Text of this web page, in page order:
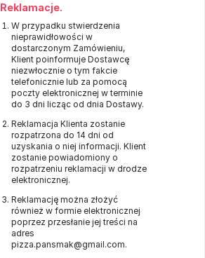
Reklamacje.
W przypadku stwierdzenia
nieprawidłowości w
dostarczonym Zamówieniu,
Klient poinformuje Dostawcę
niezwłocznie o tym fakcie
telefonicznie lub za pomocą
poczty elektronicznej w terminie
do 3 dni licząc od dnia Dostawy.
Reklamacja Klienta zostanie
rozpatrzona do 14 dni od
uzyskania o niej informacji. Klient
zostanie powiadomiony o
rozpatrzeniu reklamacji w drodze
elektronicznej.
Reklamację można złożyć
również w formie elektronicznej
poprzez przesłanie jej treści na
adres
pizza.pansmak@gmail.com.